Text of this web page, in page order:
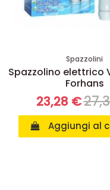
Spazzolini
Spazzolino elettrico
Forhans
23,28 €
Aggiungi al